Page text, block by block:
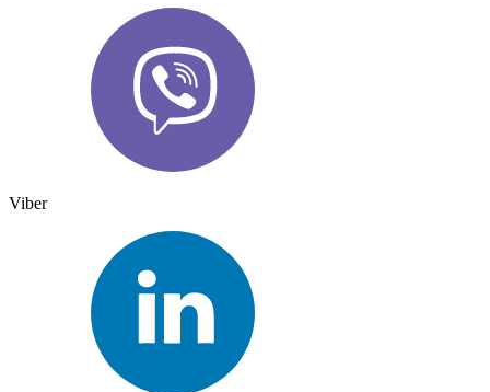
Viber